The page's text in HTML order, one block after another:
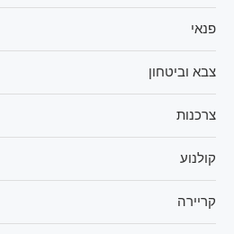
פנאי
צבא וביטחון
צרכנות
קולנוע
קריירה